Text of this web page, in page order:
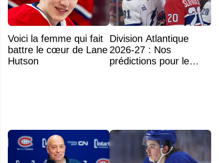
Voici la femme qui fait
battre le cœur de Lane
Hutson
Division Atlantique
2026-27 : Nos
prédictions pour le